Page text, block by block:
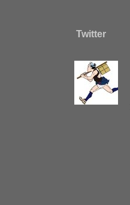
Twitter